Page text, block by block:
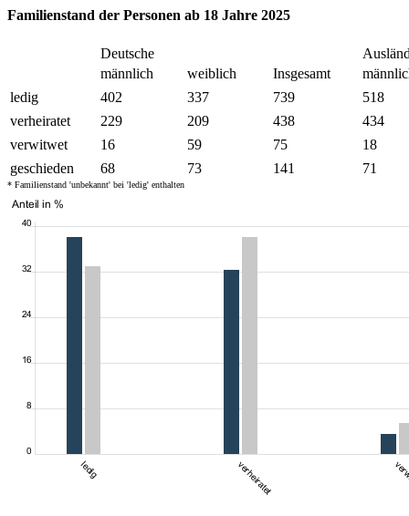
Familienstand der Personen ab 18 Jahre 2025
Deutsche
männlich
weiblich Insgesamt
ledig
402 337 739
518
verheiratet
229 209 438
434
verwitwet
16 59 75
18
geschieden
68 73 141 71
* Familienstand 'unbekannt' bei 'ledig' enthalten